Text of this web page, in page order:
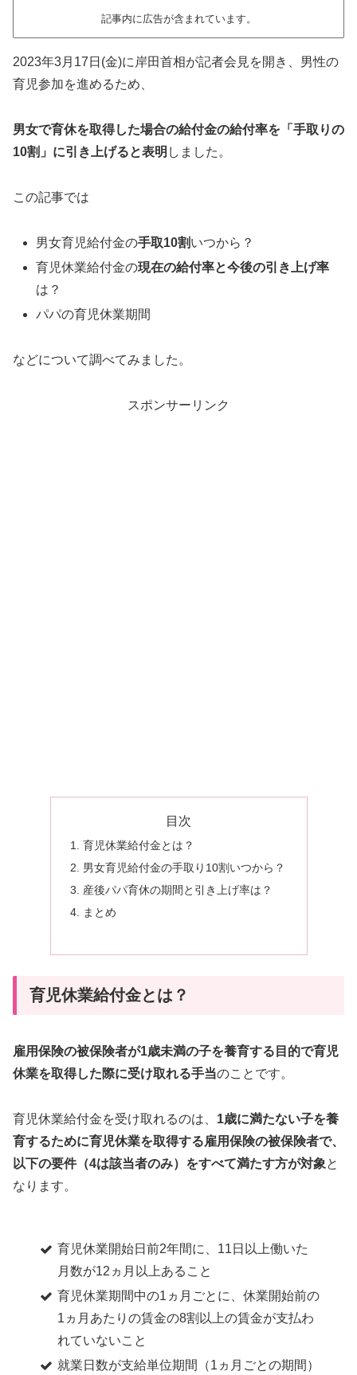
記事内に広告が含まれています。
2023年3月17日(金)に岸田首相が記者会見を開き、男性の
育児参加を進めるため、
男女で育休を取得した場合の給付金の給付率を「手取りの
10割」に引き上げると表明 しました。
この記事では
男女育児給付金の手取10割いつから？
育児休業給付金の現在の給付率と今後の引き上げ率
は？
パパの育児休業期間
などについて調べてみました。
スポンサーリンク
目次
育児休業給付金とは？
男女育児給付金の手取り10割いつから？
産後パパ育休の期間と引き上げ率は？
まとめ
育児休業給付金とは？
雇用保険の被保険者が1歳未満の子を養育する目的で育児
休業を取得した際に受け取れる手当のことです。
育児休業給付金を受け取れるのは、 1歳に満たない子を養
育するために育児休業を取得する雇用保険の被保険者で、
以下の要件（4は該当者のみ）をすべて満たす方が対象と
なります。
育児休業開始日前2年間に、11日以上働いた
月数が12ヵ月以上あること
育児休業期間中の1ヵ月ごとに、休業開始前の
1ヵ月あたりの賃金の8割以上の賃金が支払わ
れていないこと
就業日数が支給単位期間（1ヵ月ごとの期間）